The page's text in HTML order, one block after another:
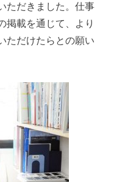
ただきました。仕事
掲載を通じて、より
ただけたらとの願い